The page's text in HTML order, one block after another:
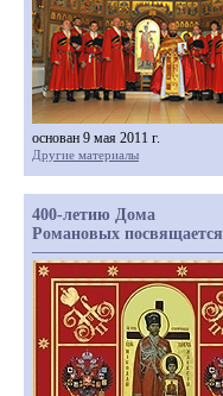
основан 9 мая 2011 г.
Другие материалы
400-летию Дома
Романовых посвящается